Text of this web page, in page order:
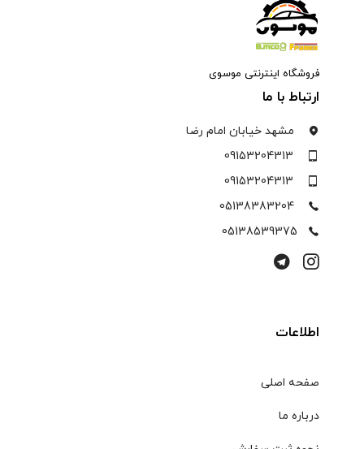
فروشگاه اینترنتی موسوی
ارتباط با ما
مشهد خیابان امام رضا
09153204313
09153204313
05138383204
05138539375
اطلاعات
صفحه اصلی
درباره ما